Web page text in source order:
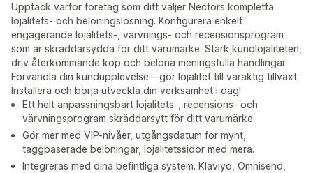
Upptäck varför företag som ditt väljer Nectors kompletta
lojalitets- och belöningslösning. Konfigurera enkelt
engagerande lojalitets-, värvnings- och recensionsprogram
som är skräddarsydda för ditt varumärke. Stärk kundlojaliteten,
driv återkommande köp och belöna meningsfulla handlingar.
Förvandla din kundupplevelse – gör lojalitet till varaktig tillväxt.
Installera och börja utveckla din verksamhet i dag!
Ett helt anpassningsbart lojalitets-, recensions- och
värvningsprogram skräddarsytt för ditt varumärke
Gör mer med VIP-nivåer, utgångsdatum för mynt,
taggbaserade belöningar, lojalitetssidor med mera.
Integreras med dina befintliga system. Klaviyo, Omnisend,